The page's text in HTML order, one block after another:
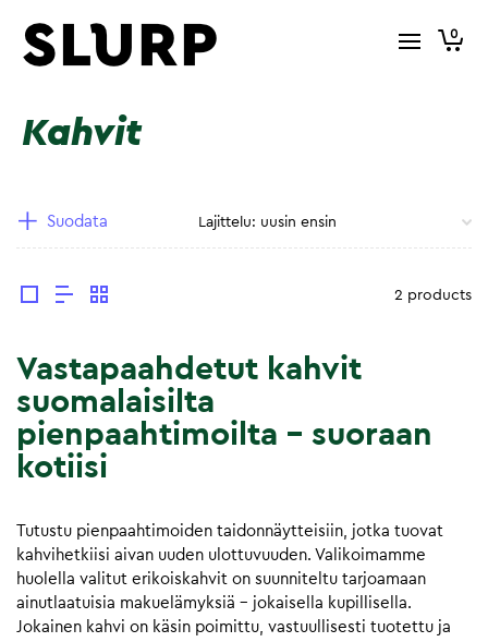
0
Kahvit
Suodata
2 products
Vastapaahdetut kahvit
suomalaisilta
pienpaahtimoilta – suoraan
kotiisi
Tutustu pienpaahtimoiden taidonnäytteisiin, jotka tuovat
kahvihetkiisi aivan uuden ulottuvuuden. Valikoimamme
huolella valitut erikoiskahvit on suunniteltu tarjoamaan
ainutlaatuisia makuelämyksiä – jokaisella kupillisella.
Jokainen kahvi on käsin poimittu, vastuullisesti tuotettu ja